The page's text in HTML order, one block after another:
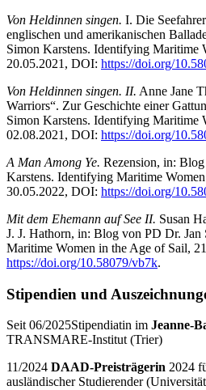
Von Heldinnen singen. I. Die
englischen und amerikanischen
Simon Karstens. Identifying Maritime
20.05.2021, DOI: https://doi.org/
Von Heldinnen singen. II. Anne Jane
Warriors“. Zur Geschichte einer
Simon Karstens. Identifying Maritime
02.08.2021, DOI: https://doi.org/
A Man Among Ye. Rezension, in:
Karstens. Identifying Maritime
30.05.2022, DOI: https://doi.org/
Mit dem Ehemann auf See II. Susan
J. J. Hathorn, in: Blog von PD Dr.
Maritime Women in the Age of Sail,
https://doi.org/10.58079/vb7k.
Stipendien und
Seit 06/2025Stipendiatin im Jeanne-
TRANSMARE-Institut (Trier)
11/2024 DAAD-Preisträgerin 2024
ausländischer Studierender